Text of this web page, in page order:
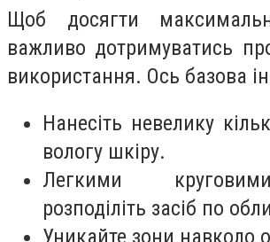
Щоб досягти
важливо дотримуватись
використання. Ось базова
Нанесіть невелику
вологу шкіру.
Легкими
розподіліть засіб по
Уникайте зони навколо